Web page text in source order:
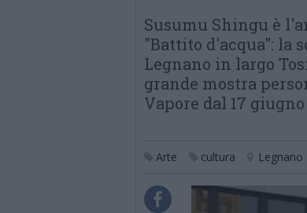
Susumu Shingu è
"Battito d'acqua": la
Legnano in largo
grande mostra
Vapore dal 17
Arte cultura Legnano